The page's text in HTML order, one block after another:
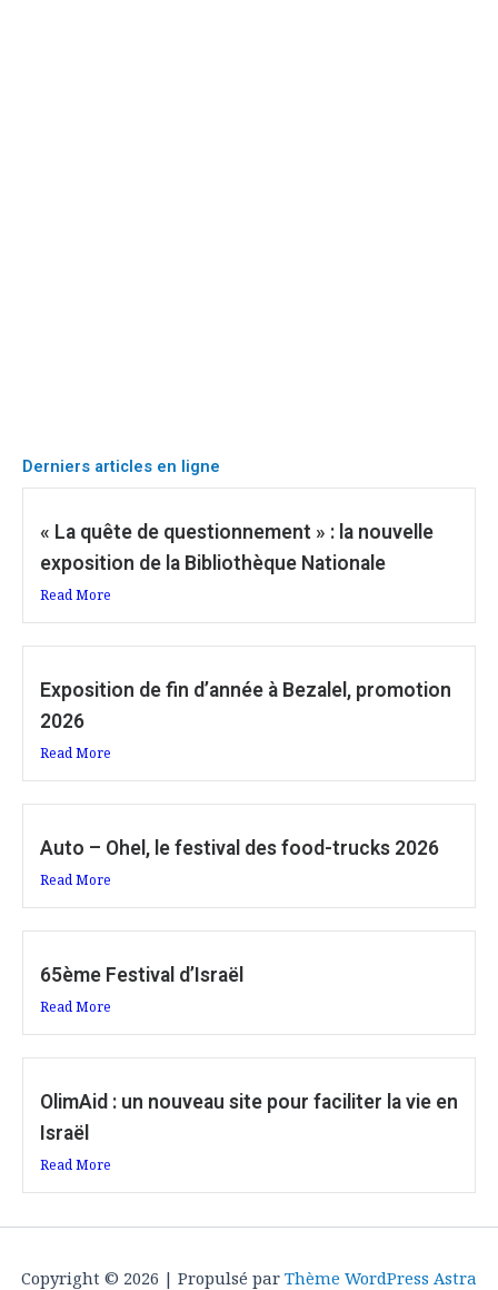
Derniers articles en ligne
« La quête de questionnement » : la nouvelle
exposition de la Bibliothèque Nationale
Read More
Exposition de fin d’année à Bezalel, promotion
2026
Read More
Auto – Ohel, le festival des food-trucks 2026
Read More
65ème Festival d’Israël
Read More
OlimAid : un nouveau site pour faciliter la vie en
Israël
Read More
Copyright © 2026 | Propulsé par Thème WordPress Astra